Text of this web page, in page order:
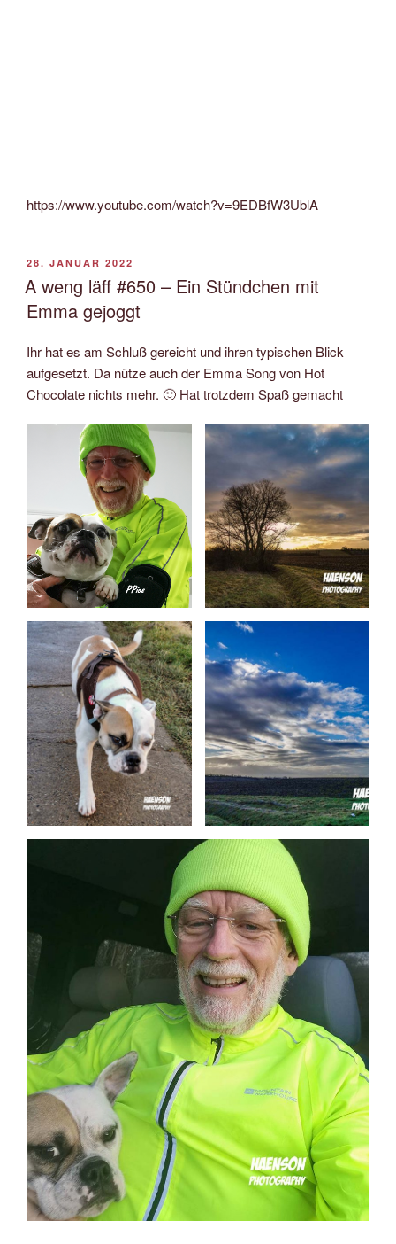
https://www.youtube.com/watch?v=9EDBfW3UblA
VERÖFFENTLICHT
AM
28. JANUAR 2022
A weng läff #650 – Ein Stündchen mit
Emma gejoggt
Ihr hat es am Schluß gereicht und ihren typischen Blick
aufgesetzt. Da nütze auch der Emma Song von Hot
Chocolate nichts mehr. 🙂 Hat trotzdem Spaß gemacht